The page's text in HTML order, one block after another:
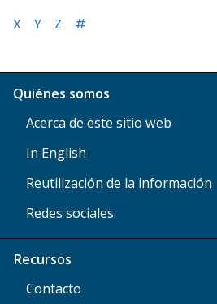
X
Y Z #
Quiénes somos
Acerca de este sitio web
In English
Reutilización de la información
Redes sociales
Recursos
Contacto